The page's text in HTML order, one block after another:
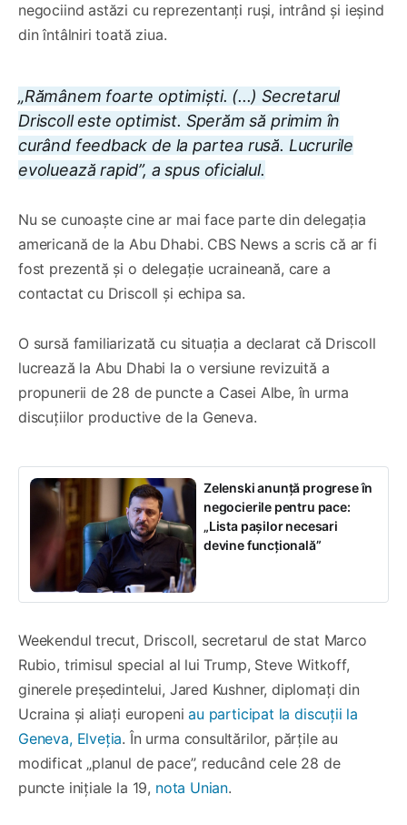
negociind astăzi cu reprezentanți ruși, intrând și ieșind
din întâlniri toată ziua.
„Rămânem foarte optimiști. (...) Secretarul
Driscoll este optimist. Sperăm să primim în
curând feedback de la partea rusă. Lucrurile
evoluează rapid”, a spus oficialul.
Nu se cunoaște cine ar mai face parte din delegația
americană de la Abu Dhabi. CBS News a scris că ar fi
fost prezentă și o delegație ucraineană, care a
contactat cu Driscoll și echipa sa.
O sursă familiarizată cu situația a declarat că Driscoll
lucrează la Abu Dhabi la o versiune revizuită a
propunerii de 28 de puncte a Casei Albe, în urma
discuțiilor productive de la Geneva.
Zelenski anunță progrese în
negocierile pentru pace:
„Lista pașilor necesari
devine funcțională”
Weekendul trecut, Driscoll, secretarul de stat Marco
Rubio, trimisul special al lui Trump, Steve Witkoff,
ginerele președintelui, Jared Kushner, diplomați din
Ucraina și aliați europeniau participat la discuții la
Geneva, Elveția. În urma consultărilor, părțile au
modificat „planul de pace”, reducând cele 28 de
puncte inițiale la 19, nota Unian.